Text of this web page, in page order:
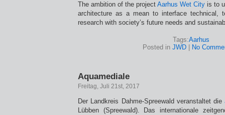
The ambition of the project Aarhus Wet City is to
architecture as a mean to interface technical,
research with society’s future needs and
Tags:Aarhus
Posted in JWD No
Aquamediale
Freitag, Juli 21st, 2017
Der Landkreis Dahme-Spreewald veranstaltet die
Lübben (Spreewald). Das internationale